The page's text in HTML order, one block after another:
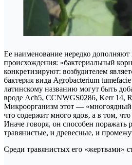
Ее наименование нередко дополняют
происхождения: «бактериальный
конкретизируют: возбудителем
бактерия вида Agrobacterium
латинскому названию могут быть
вроде Ach5, CCNWGS0286, Kerr 14,
Микроорганизм этот —
что содержит много ядов, а в том,
Иначе говоря, он способен поражать
травянистые, и древесные, и
Среди травянистых его «жертвами»